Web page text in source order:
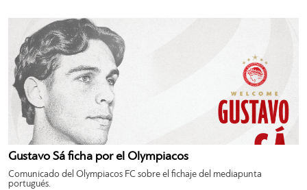
Gustavo Sá ficha por el Olympiacos
Comunicado del Olympiacos FC sobre el fichaje del mediapunta
portugués.